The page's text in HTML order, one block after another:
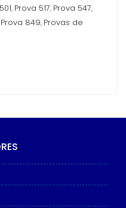
, Prova 517, Prova 547,
Prova 849, Provas de